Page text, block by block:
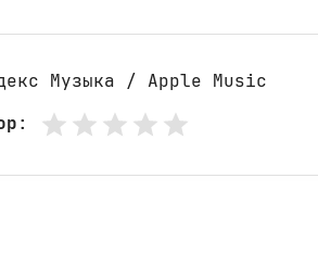
Музыка / Apple Music
: